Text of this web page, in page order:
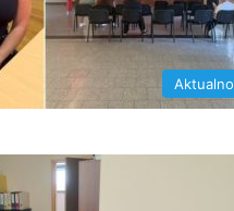
Aktualno